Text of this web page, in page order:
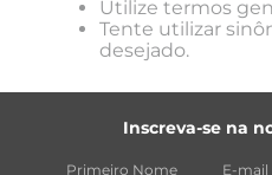
Utilize termos
Tente utilizar
desejado.
Inscreva-se na